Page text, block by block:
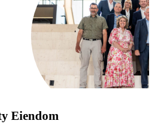
Eiendom